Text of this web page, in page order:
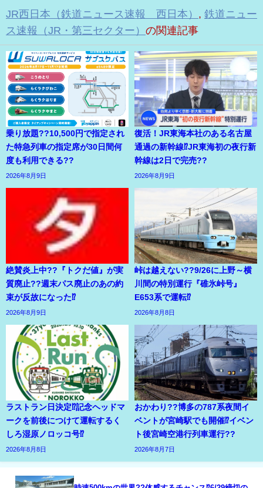
JR西日本（鉄道ニュース速報 西日本） , 鉄道ニュー
ス速報（JR・第三セクター） の関連記事
乗り放題??10,500円で指定され
た特急列車の指定席が30日間何
度も利用できる??
2026年8月9日
復活！JR東海本社のある名古屋
通過の新幹線⁉JR東海初の夜行新
幹線は2日で完売??
2026年8月9日
絶賛炎上中??『トクだ値』が実
質廃止??週末パス廃止のあの約
束が反故になった⁉
2026年8月9日
峠は越えない??9/26に上野～横
川間の特別運行『碓氷峠号』
E653系で運転⁉
2026年8月8日
ラストラン日決定⁉記念ヘッドマ
ークを前後につけて運転するく
しろ湿原ノロッコ号⁉
2026年8月8日
おかわり??博多の787系夜間イ
ベントが宮崎駅でも開催⁉イベン
ト後宮崎空港行列車運行??
2026年8月7日